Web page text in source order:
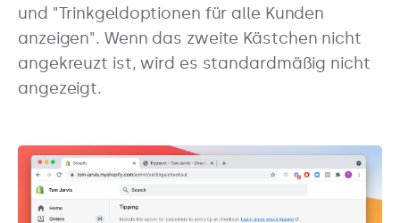
und "Trinkgeldoptionen für alle Kunden
anzeigen". Wenn das zweite Kästchen nicht
angekreuzt ist, wird es standardmäßig nicht
angezeigt.